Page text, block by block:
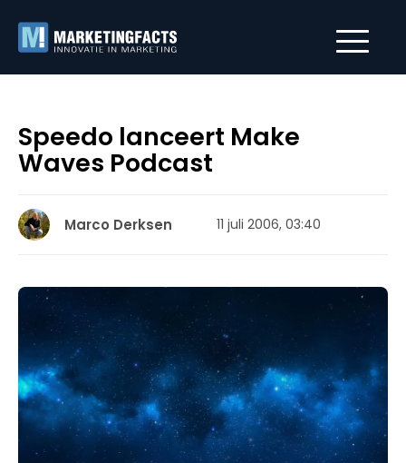
Speedo lanceert Make
Waves Podcast
Marco Derksen 11 juli 2006, 03:40